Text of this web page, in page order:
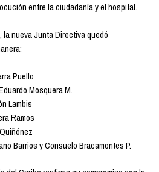
entre la ciudadanía y el hospital.
la nueva Junta Directiva quedó
Puello
Mosquera M.
Lambis
Ramos
Barrios y Consuelo Bracamontes P.